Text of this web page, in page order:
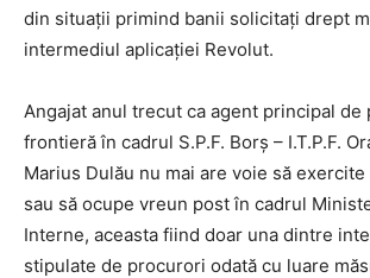
din situații primind banii solicitați drept
intermediul aplicației Revolut.
Angajat anul trecut ca agent principal de
frontieră în cadrul S.P.F. Borș – I.T.P.F.
Marius Dulău nu mai are voie să
sau să ocupe vreun post în cadrul
Interne, aceasta fiind doar una dintre
stipulate de procurori odată cu luare